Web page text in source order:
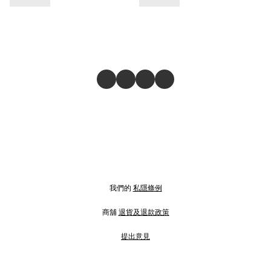
我們的 私隱條例
商舖 退貨及退款政策
提出意見